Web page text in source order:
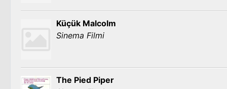
Küçük Malcolm
Sinema Filmi
The Pied Piper